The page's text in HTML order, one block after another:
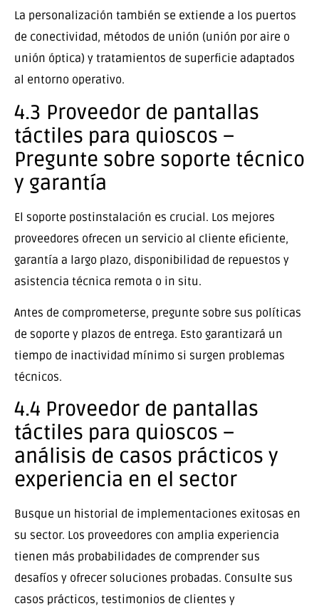
La personalización también se extiende a los puertos
de conectividad, métodos de unión (unión por aire o
unión óptica) y tratamientos de superficie adaptados
al entorno operativo.
4.3 Proveedor de pantallas
táctiles para quioscos –
Pregunte sobre soporte técnico
y garantía
El soporte postinstalación es crucial. Los mejores
proveedores ofrecen un servicio al cliente eficiente,
garantía a largo plazo, disponibilidad de repuestos y
asistencia técnica remota o in situ.
Antes de comprometerse, pregunte sobre sus políticas
de soporte y plazos de entrega. Esto garantizará un
tiempo de inactividad mínimo si surgen problemas
técnicos.
4.4 Proveedor de pantallas
táctiles para quioscos –
análisis de casos prácticos y
experiencia en el sector
Busque un historial de implementaciones exitosas en
su sector. Los proveedores con amplia experiencia
tienen más probabilidades de comprender sus
desafíos y ofrecer soluciones probadas. Consulte sus
casos prácticos, testimonios de clientes y